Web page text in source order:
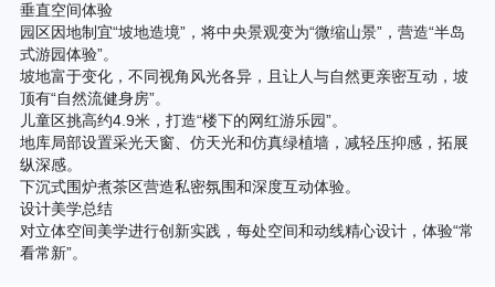
垂直空间体验
园区因地制宜“坡地造境”，将中央景观变为“微缩山景”，营造“半岛
式游园体验”。
坡地富于变化，不同视角风光各异，且让人与自然更亲密互动，坡
顶有“自然流健身房”。
儿童区挑高约4.9米，打造“楼下的网红游乐园”。
地库局部设置采光天窗、仿天光和仿真绿植墙，减轻压抑感，拓展
纵深感。
下沉式围炉煮茶区营造私密氛围和深度互动体验。
设计美学总结
对立体空间美学进行创新实践，每处空间和动线精心设计，体验“常
看常新”。